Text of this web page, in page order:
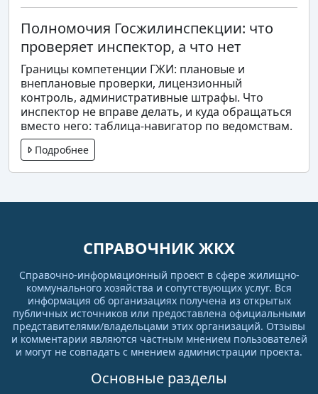
Полномочия Госжилинспекции: что
проверяет инспектор, а что нет
Границы компетенции ГЖИ: плановые и
внеплановые проверки, лицензионный
контроль, административные штрафы. Что
инспектор не вправе делать, и куда обращаться
вместо него: таблица-навигатор по ведомствам.
Подробнее
СПРАВОЧНИК ЖКХ
Справочно-информационный проект в сфере жилищно-
коммунального хозяйства и сопутствующих услуг. Вся
информация об организациях получена из открытых
публичных источников или предоставлена официальными
представителями/владельцами этих организаций. Отзывы
и комментарии являются частным мнением пользователей
и могут не совпадать с мнением администрации проекта.
Основные разделы